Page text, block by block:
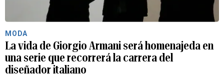
MODA
La vida de Giorgio Armani será homenajeda en
una serie que recorrerá la carrera del
diseñador italiano